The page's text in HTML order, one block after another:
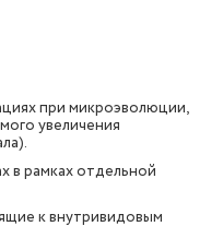
при микроэволюции,
увеличения
в рамках отдельной
к внутривидовым